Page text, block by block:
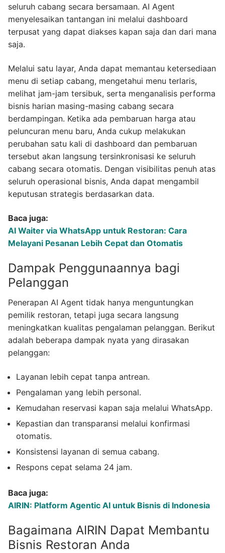
seluruh cabang secara bersamaan. AI Agent
menyelesaikan tantangan ini melalui dashboard
terpusat yang dapat diakses kapan saja dan dari mana
saja.
Melalui satu layar, Anda dapat memantau ketersediaan
menu di setiap cabang, mengetahui menu terlaris,
melihat jam-jam tersibuk, serta menganalisis performa
bisnis harian masing-masing cabang secara
berdampingan. Ketika ada pembaruan harga atau
peluncuran menu baru, Anda cukup melakukan
perubahan satu kali di dashboard dan pembaruan
tersebut akan langsung tersinkronisasi ke seluruh
cabang secara otomatis. Dengan visibilitas penuh atas
seluruh operasional bisnis, Anda dapat mengambil
keputusan strategis berdasarkan data.
Baca juga:
AI Waiter via WhatsApp untuk Restoran: Cara
Melayani Pesanan Lebih Cepat dan Otomatis
Dampak Penggunaannya bagi
Pelanggan
Penerapan AI Agent tidak hanya menguntungkan
pemilik restoran, tetapi juga secara langsung
meningkatkan kualitas pengalaman pelanggan. Berikut
adalah beberapa dampak nyata yang dirasakan
pelanggan:
Layanan lebih cepat tanpa antrean.
Pengalaman yang lebih personal.
Kemudahan reservasi kapan saja melalui WhatsApp.
Kepastian dan transparansi melalui konfirmasi
otomatis.
Konsistensi layanan di semua cabang.
Respons cepat selama 24 jam.
Baca juga:
AIRIN: Platform Agentic AI untuk Bisnis di Indonesia
Bagaimana AIRIN Dapat Membantu
Bisnis Restoran Anda